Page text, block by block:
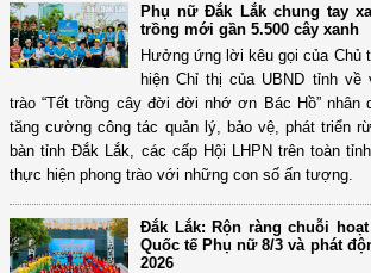
Phụ nữ Đắk Lắk chung tay
trồng mới gần 5.500 cây xanh
Hưởng ứng lời kêu gọi của Chủ
hiện Chỉ thị của UBND tỉnh về
trào “Tết trồng cây đời đời nhớ ơn Bác Hồ” nhân
tăng cường công tác quản lý, bảo vệ, phát triển
bàn tỉnh Đắk Lắk, các cấp Hội LHPN trên toàn
thực hiện phong trào với những con số ấn tượng.
Đắk Lắk: Rộn ràng chuỗi
Quốc tế Phụ nữ 8/3 và phát
2026